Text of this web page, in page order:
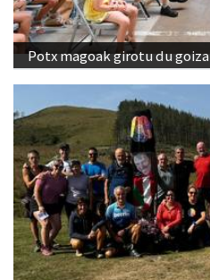
Potx magoak girotu du goiza